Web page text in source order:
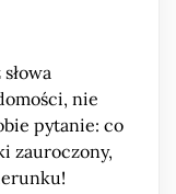
nie
pytanie: co
zauroczony,